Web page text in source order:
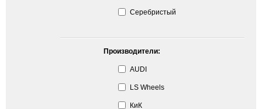
Серебристый
Производители:
AUDI
LS Wheels
КиК